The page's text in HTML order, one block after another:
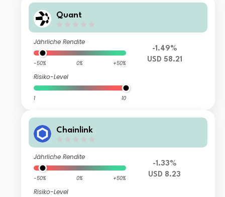
Quant
Jährliche Rendite
-50% 0% +50%
Risiko-Level
1 10
-1.49%
USD 58.21
Chainlink
Jährliche Rendite
-50% 0% +50%
Risiko-Level
-1.33%
USD 8.23